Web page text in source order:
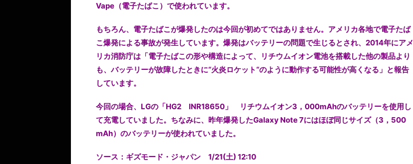
Vape（電子たばこ）で使われています。
もちろん、電子たばこが爆発したのは今回が初めてではありません。アメリカ各地で電子たば
こ爆発による事故が発生しています。爆発はバッテリーの問題で生じるとされ、2014年にアメ
リカ消防庁は「電子たばこの形や構造によって、リチウムイオン電池を搭載した他の製品より
も、バッテリーが故障したときに“火炎ロケット“のように動作する可能性が高くなる」と報告
しています。
今回の場合、LGの「HG2 INR18650」 リチウムイオン3，000mAhのバッテリーを使用し
て充電していました。ちなみに、昨年爆発したGalaxy Note 7にはほぼ同じサイズ（3，500
mAh）のバッテリーが使われていました。
ソース：ギズモード・ジャパン 1/21(土) 12:10